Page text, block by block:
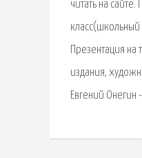
читать на
класс(школьный
Презентация
издания,
Евгений Онегин